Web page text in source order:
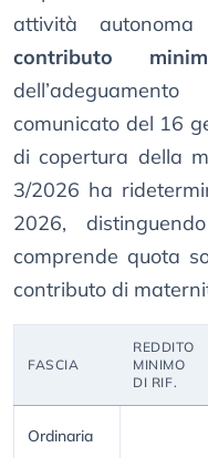
attività
contributo
comunicato del 16
di copertura della
3/2026 ha
2026,
comprende quota
contributo di
FASCIA
REDDITO
MINIMO
DI RIF.
Ordinaria